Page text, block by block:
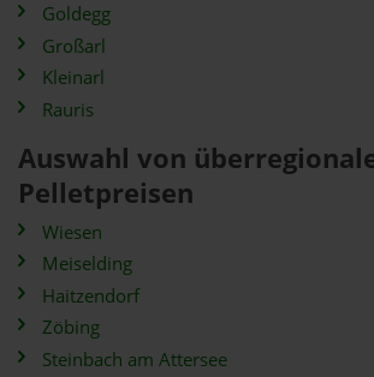
Goldegg
Großarl
Kleinarl
Rauris
Auswahl von
Pelletpreisen
Wiesen
Meiselding
Haitzendorf
Zöbing
Steinbach am Attersee